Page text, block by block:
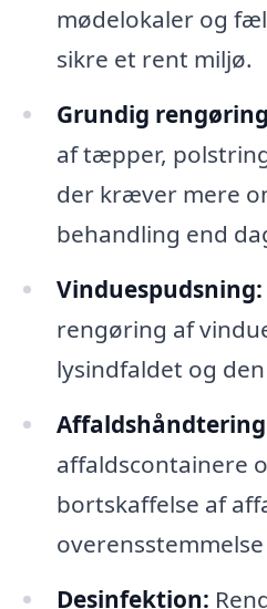
mødelokaler og
sikre et rent miljø.
Grundig
af tæpper,
der kræver mere
behandling end
Vinduespudsning:
rengøring af
lysindfaldet og
affaldscontainere
bortskaffelse af
Desinfektion: